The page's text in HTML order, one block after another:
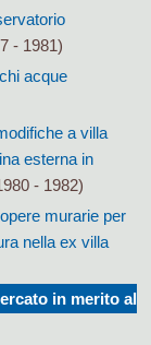
- 1981)
acque
a villa
esterna in
- 1982)
murarie per
nella ex villa
in merito al